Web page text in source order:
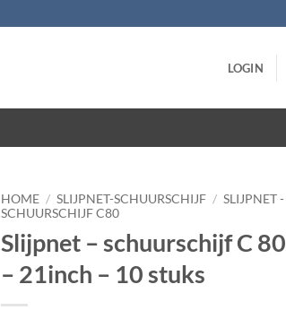
LOGIN
HOME / SLIJPNET-SCHUURSCHIJF / SLIJPNET -
SCHUURSCHIJF C80
Slijpnet – schuurschijf C 80
– 21inch – 10 stuks